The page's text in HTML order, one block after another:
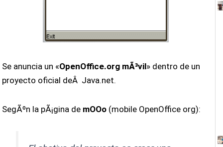
Se anuncia un «OpenOffice.org mÃ³vil» dentro de un
proyecto oficial deÂ Java.net.
SegÃºn la pÃ¡gina de mOOo (mobile OpenOffice org):